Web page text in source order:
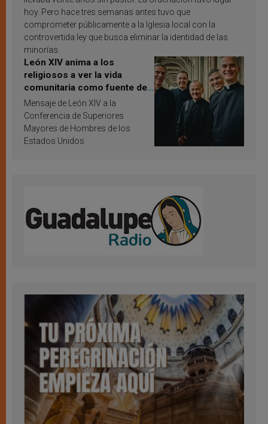
hoy. Pero hace tres semanas antes tuvo que
comprometer públicamente a la Iglesia local con la
controvertida ley que busca eliminar la identidad de las
minorías.
León XIV anima a los
religiosos a ver la vida
comunitaria como fuente de
inspiración y santificación
Mensaje de León XIV a la
Conferencia de Superiores
Mayores de Hombres de los
Estados Unidos